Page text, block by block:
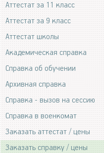
Аттестат за 11 класс
Аттестат за 9 класс
Аттестат школы
Академическая справка
Справка об обучении
Архивная справка
Справка - вызов на сессию
Справка в военкомат
Заказать аттестат / цены
Заказать справку / цены